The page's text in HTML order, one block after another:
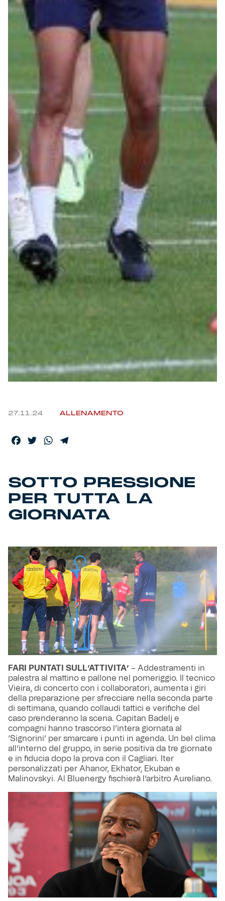
Robe di Kappa x Genoa
Vintage Collection
Red&Blue Voices
Kids
Party
Outlet
Caffè Boasi x Genoa
Helan x Genoa
Isolani x Genoa
Fortissimo batte il mio cuor
27.11.24 ALLENAMENTO
Facebook
TwitterWhatsApp
SOTTO PRESSIONE
PER TUTTA LA
GIORNATA
FARI PUNTATI SULL’ATTIVITA’ – Addestramenti in
palestra al mattino e pallone nel pomeriggio. Il tecnico
Vieira, di concerto con i collaboratori, aumenta i giri
della preparazione per sfrecciare nella seconda parte
di settimana, quando collaudi tattici e verifiche del
caso prenderanno la scena. Capitan Badelj e
compagni hanno trascorso l’intera giornata al
‘Signorini’ per smarcare i punti in agenda. Un bel clima
all’interno del gruppo, in serie positiva da tre giornate
e in fiducia dopo la prova con il Cagliari. Iter
personalizzati per Ahanor, Ekhator, Ekuban e
Malinovskyi. Al Bluenergy fischierà l’arbitro Aureliano.